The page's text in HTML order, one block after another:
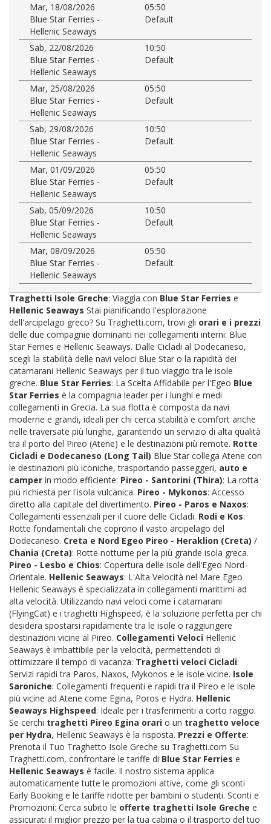
Mar, 18/08/2026
05:50
Blue Star Ferries -
Hellenic Seaways
Default
Sab, 22/08/2026
10:50
Blue Star Ferries -
Hellenic Seaways
Default
Mar, 25/08/2026
05:50
Blue Star Ferries -
Hellenic Seaways
Default
Sab, 29/08/2026
10:50
Blue Star Ferries -
Hellenic Seaways
Default
Mar, 01/09/2026
05:50
Blue Star Ferries -
Hellenic Seaways
Default
Sab, 05/09/2026
10:50
Blue Star Ferries -
Hellenic Seaways
Default
Mar, 08/09/2026
05:50
Blue Star Ferries -
Hellenic Seaways
Default
Traghetti Isole Greche: Viaggia con Blue Star Ferries e
Hellenic Seaways Stai pianificando l'esplorazione
dell'arcipelago greco? Su Traghetti.com, trovi gli orari e i prezzi
delle due compagnie dominanti nei collegamenti interni: Blue
Star Ferries e Hellenic Seaways. Dalle Cicladi al Dodecaneso,
scegli la stabilità delle navi veloci Blue Star o la rapidità dei
catamarani Hellenic Seaways per il tuo viaggio tra le isole
greche. Blue Star Ferries: La Scelta Affidabile per l'Egeo Blue
Star Ferries è la compagnia leader per i lunghi e medi
collegamenti in Grecia. La sua flotta è composta da navi
moderne e grandi, ideali per chi cerca stabilità e comfort anche
nelle traversate più lunghe, garantendo un servizio di alta qualità
tra il porto del Pireo (Atene) e le destinazioni più remote. Rotte
Cicladi e Dodecaneso (Long Tail) Blue Star collega Atene con
le destinazioni più iconiche, trasportando passeggeri, auto e
camper in modo efficiente: Pireo - Santorini (Thira): La rotta
più richiesta per l'isola vulcanica. Pireo - Mykonos: Accesso
diretto alla capitale del divertimento. Pireo - Paros e Naxos:
Collegamenti essenziali per il cuore delle Cicladi. Rodi e Kos:
Rotte fondamentali che coprono il vasto arcipelago del
Dodecaneso. Creta e Nord Egeo Pireo - Heraklion (Creta) /
Chania (Creta): Rotte notturne per la più grande isola greca.
Pireo - Lesbo e Chios: Copertura delle isole dell'Egeo Nord-
Orientale. Hellenic Seaways: L'Alta Velocità nel Mare Egeo
Hellenic Seaways è specializzata in collegamenti marittimi ad
alta velocità. Utilizzando navi veloci come i catamarani
(FlyingCat) e i traghetti Highspeed, è la soluzione perfetta per chi
desidera spostarsi rapidamente tra le isole o raggiungere
destinazioni vicine al Pireo. Collegamenti Veloci Hellenic
Seaways è imbattibile per la velocità, permettendoti di
ottimizzare il tempo di vacanza: Traghetti veloci Cicladi:
Servizi rapidi tra Paros, Naxos, Mykonos e le isole vicine. Isole
Saroniche: Collegamenti frequenti e rapidi tra il Pireo e le isole
più vicine ad Atene come Egina, Poros e Hydra. Hellenic
Seaways Highspeed: Ideale per i trasferimenti a corto raggio.
Se cerchi traghetti Pireo Egina orari o un traghetto veloce
per Hydra, Hellenic Seaways è la risposta. Prezzi e Offerte:
Prenota il Tuo Traghetto Isole Greche su Traghetti.com Su
Traghetti.com, confrontare le tariffe di Blue Star Ferries e
Hellenic Seaways è facile. Il nostro sistema applica
automaticamente tutte le promozioni attive, come gli sconti
Early Booking e le tariffe ridotte per bambini o studenti. Sconti e
Promozioni: Cerca subito le offerte traghetti Isole Greche e
assicurati il miglior prezzo per la tua cabina o il trasporto del tuo